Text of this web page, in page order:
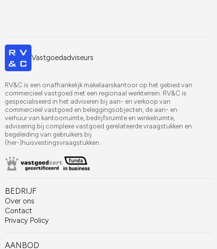
Vastgoedadviseurs
RV&C is een onafhankelijk makelaarskantoor op het gebied van
commercieel vastgoed met een regionaal werkterrein. RV&C is
gespecialiseerd in het adviseren bij aan- en verkoop van
commercieel vastgoed en beleggingsobjecten, de aan- en
verhuur van kantoorruimte, bedrijfsruimte en winkelruimte,
advisering bij complexe vastgoed gerelateerde vraagstukken en
begeleiding van gebruikers bij
(her-)huisvestingsvraagstukken.
BEDRIJF
Over ons
Contact
Privacy Policy
AANBOD